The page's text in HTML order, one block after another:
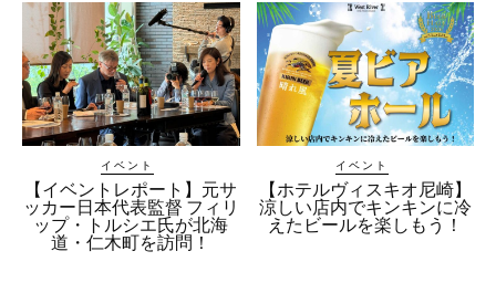
イベント
【イベントレポート】元サ
ッカー日本代表監督 フィリ
ップ・トルシエ氏が北海
道・仁木町を訪問！
イベント
【ホテルヴィスキオ尼崎】
涼しい店内でキンキンに冷
えたビールを楽しもう！